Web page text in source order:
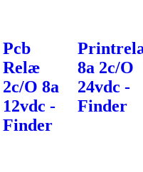
Pcb
Relæ
2c/O 8a
12vdc -
Finder
8a 2c/O
24vdc -
Finder